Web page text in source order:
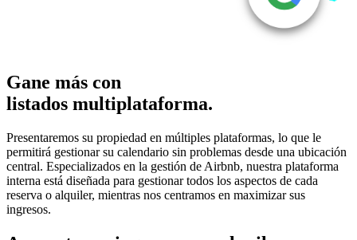
Gane más con
listados multiplataforma.
Presentaremos su propiedad en múltiples plataformas, lo que le
permitirá gestionar su calendario sin problemas desde una ubicación
central. Especializados en la gestión de Airbnb, nuestra plataforma
interna está diseñada para gestionar todos los aspectos de cada
reserva o alquiler, mientras nos centramos en maximizar sus
ingresos.